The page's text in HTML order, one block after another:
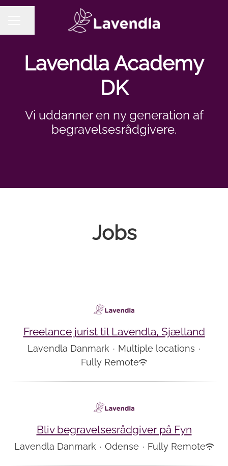
Lavendla Academy
DK
Vi uddanner en ny generation af
begravelsesrådgivere.
Jobs
Freelance jurist til Lavendla, Sjælland
Lavendla Danmark · Multiple locations ·
Fully Remote
Bliv begravelsesrådgiver på Fyn
Lavendla Danmark · Odense · Fully Remote